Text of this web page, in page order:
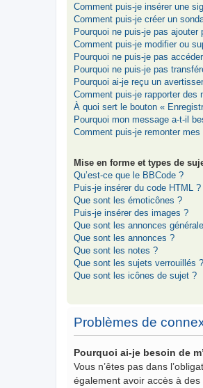
Comment puis-je insérer une
Comment puis-je créer un
Pourquoi ne puis-je pas ajouter
Comment puis-je modifier ou
Pourquoi ne puis-je pas
Pourquoi ne puis-je pas
Pourquoi ai-je reçu un
Comment puis-je rapporter des
À quoi sert le bouton «
Pourquoi mon message a-t-il
Comment puis-je remonter
Mise en forme et types de
Qu’est-ce que le BBCode ?
Puis-je insérer du code HTML ?
Que sont les émoticônes ?
Puis-je insérer des images ?
Que sont les annonces
Que sont les annonces ?
Que sont les notes ?
Que sont les sujets verrouillés ?
Que sont les icônes de sujet ?
Problèmes de
Pourquoi ai-je besoin de
Vous n’êtes pas dans
également avoir accès à des